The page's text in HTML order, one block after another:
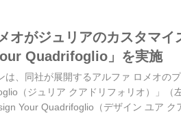
オがジュリアのカスタマイ
Quadrifoglio」を実施
は、同社が展開するアルファ ロメオの
（ジュリア クアドリフォリオ）」（
Your Quadrifoglio（デザイン ユア ク
ら、全国のアルファ ロメオ正規ディー